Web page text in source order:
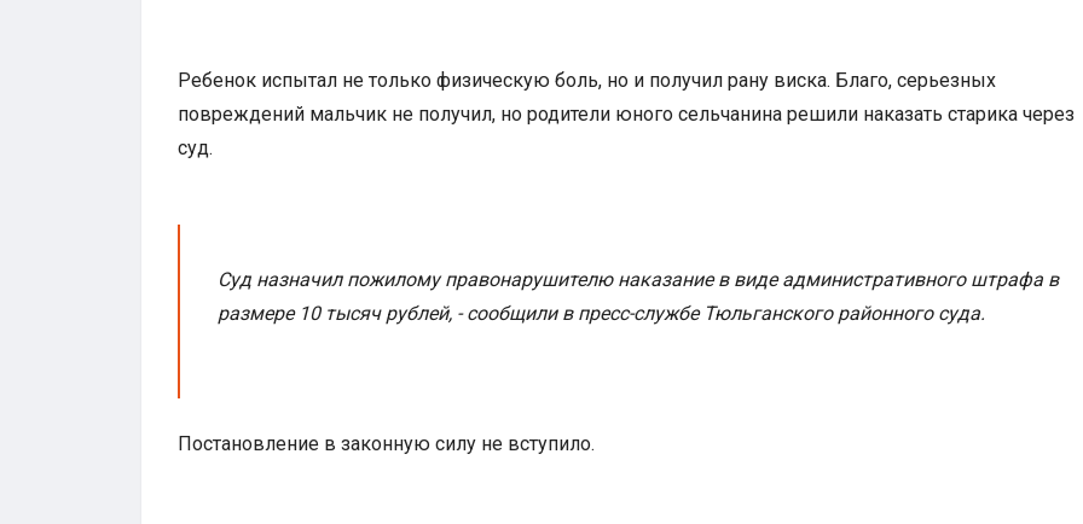
Ребенок испытал не только физическую боль, но и получил рану виска. Благо, серьезных
повреждений мальчик не получил, но родители юного сельчанина решили наказать старика через
суд.
Суд назначил пожилому правонарушителю наказание в виде административного штрафа в
размере 10 тысяч рублей, - сообщили в пресс-службе Тюльганского районного суда.
Постановление в законную силу не вступило.